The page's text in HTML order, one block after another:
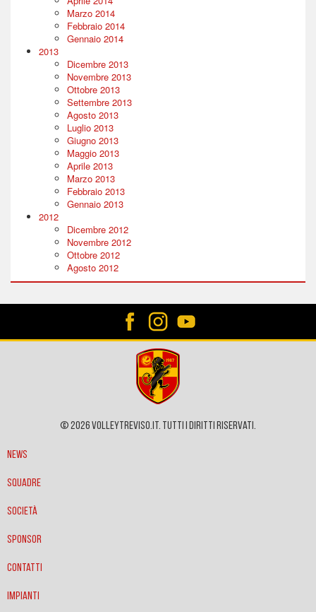
Marzo 2014
Febbraio 2014
Gennaio 2014
2013
Dicembre 2013
Novembre 2013
Ottobre 2013
Settembre 2013
Agosto 2013
Luglio 2013
Giugno 2013
Maggio 2013
Aprile 2013
Marzo 2013
Febbraio 2013
Gennaio 2013
2012
Dicembre 2012
Novembre 2012
Ottobre 2012
Agosto 2012
© 2026 VOLLEYTREVISO.IT. Tutti i diritti riservati.
News
Squadre
Società
Sponsor
Contatti
Impianti